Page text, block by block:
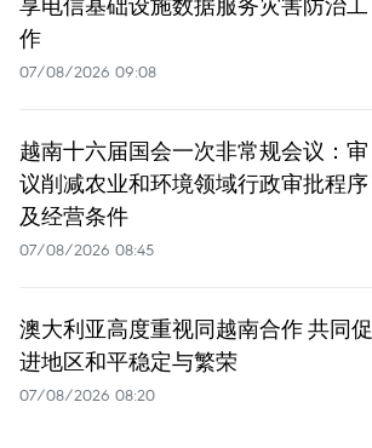
作
07/08/2026 09:08
越南十六届国会一次非常规会议：审
议削减农业和环境领域行政审批程序
及经营条件
07/08/2026 08:45
澳大利亚高度重视同越南合作 共同促
进地区和平稳定与繁荣
07/08/2026 08:20